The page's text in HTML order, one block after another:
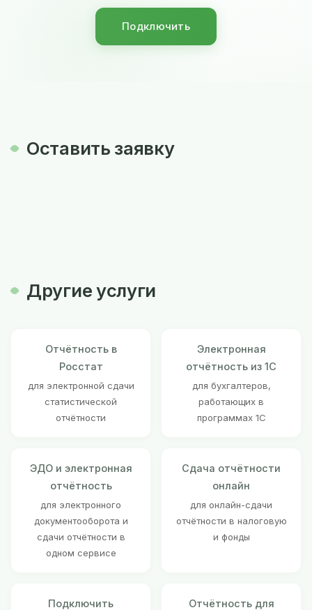
Подключить
Оставить заявку
Другие услуги
Отчётность в
Росстат
для электронной сдачи
статистической
отчётности
Электронная
отчётность из 1С
для бухгалтеров,
работающих в
программах 1С
ЭДО и электронная
отчётность
для электронного
документооборота и
сдачи отчётности в
одном сервисе
Сдача отчётности
онлайн
для онлайн-сдачи
отчётности в налоговую
и фонды
Подключить
Отчётность для